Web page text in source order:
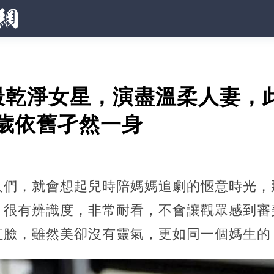
淨女星，演盡溫柔人妻，
依舊孑然一身
，就會想起兒時陪媽媽追劇的愜意時光
有辨識度，非常耐看，不會讓觀眾感到
，雖然美卻沒有靈氣，更如同一個媽生